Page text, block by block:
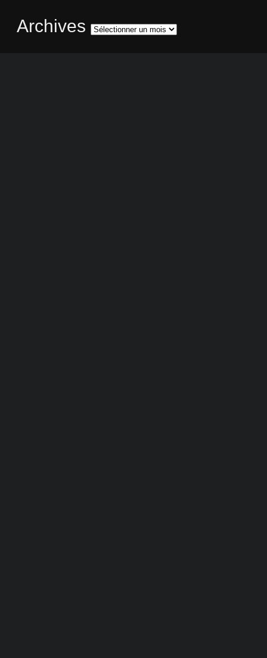
Archives